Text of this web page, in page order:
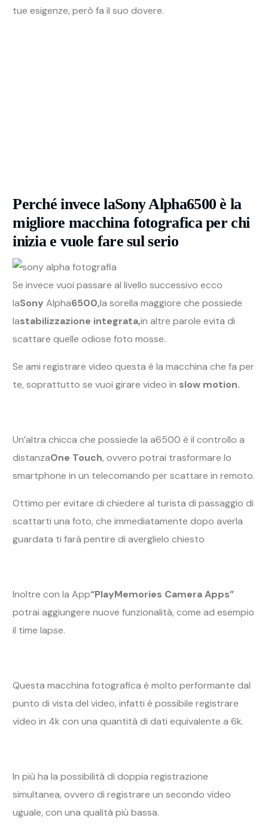
tue esigenze, però fa il suo dovere.
Perché invece laSony Alpha6500 è la
migliore macchina fotografica per chi
inizia e vuole fare sul serio
Se invece vuoi passare al livello successivo ecco
laSony Alpha6500,la sorella maggiore che possiede
lastabilizzazione integrata,in altre parole evita di
scattare quelle odiose foto mosse.
Se ami registrare video questa è la macchina che fa per
te, soprattutto se vuoi girare video in slow motion.
Un’altra chicca che possiede la a6500 è il controllo a
distanzaOne Touch, ovvero potrai trasformare lo
smartphone in un telecomando per scattare in remoto.
Ottimo per evitare di chiedere al turista di passaggio di
scattarti una foto, che immediatamente dopo averla
guardata ti farà pentire di averglielo chiesto
Inoltre con la App“PlayMemories Camera Apps”
potrai aggiungere nuove funzionalità, come ad esempio
il time lapse.
Questa macchina fotografica è molto performante dal
punto di vista del video, infatti è possibile registrare
video in 4k con una quantità di dati equivalente a 6k.
In più ha la possibilità di doppia registrazione
simultanea, ovvero di registrare un secondo video
uguale, con una qualità più bassa.